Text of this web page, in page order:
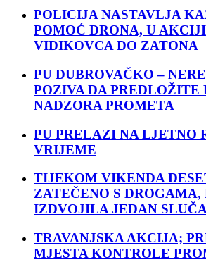
POLICIJA NASTAVLJA
POMOĆ DRONA, U
VIDIKOVCA DO ZATONA
PU DUBROVAČKO –
POZIVA DA PREDLOŽITE
NADZORA PROMETA
PU PRELAZI NA LJETNO
VRIJEME
TIJEKOM VIKENDA
ZATEČENO S
IZDVOJILA JEDAN
TRAVANJSKA AKCIJA;
MJESTA KONTROLE